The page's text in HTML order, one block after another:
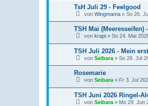
TsH Juli 29 - Feelgood
von Wingmama » So 26.
TSH Mai (Meeresseifen)
von krapi » So 24. Mai
TSH Juli 2026 - Mein
von Seibara » So 26. Jul
Rosemarie
von Seibara» Fr 3. Jul
TSH Juni 2026 Ringel-
von Seibara » Mo 29. Jun